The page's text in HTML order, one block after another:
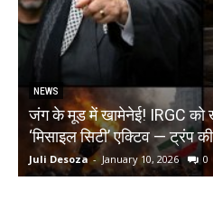
NEWS
जंग के मूड में खामेनेई! IRGC को
‘मिसाइल सिटी’ एक्टिव — ट्रंप
Juli Desoza - January 10, 2026 0